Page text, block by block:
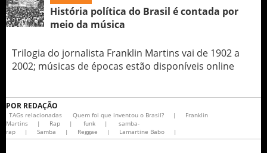
História política do Brasil é contada por
meio da música
Trilogia do jornalista Franklin Martins vai de 1902 a
2002; músicas de épocas estão disponíveis online
POR REDAÇÃO
TAGs relacionadas Quem foi que inventou o Brasil? |
Franklin
Martins
| Rap | funk |
samba-
rap
| Samba | Reggae | Lamartine Babo |